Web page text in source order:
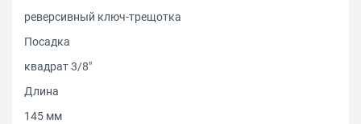
реверсивный ключ-трещотка
Посадка
квадрат 3/8"
Длина
145 мм